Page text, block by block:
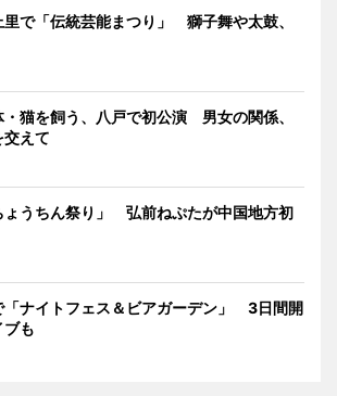
里で「伝統芸能まつり」 獅子舞や太鼓、
猫を飼う、八戸で初公演 男女の関係、
交えて
ょうちん祭り」 弘前ねぷたが中国地方初
「ナイトフェス＆ビアガーデン」 3日間開
ブも